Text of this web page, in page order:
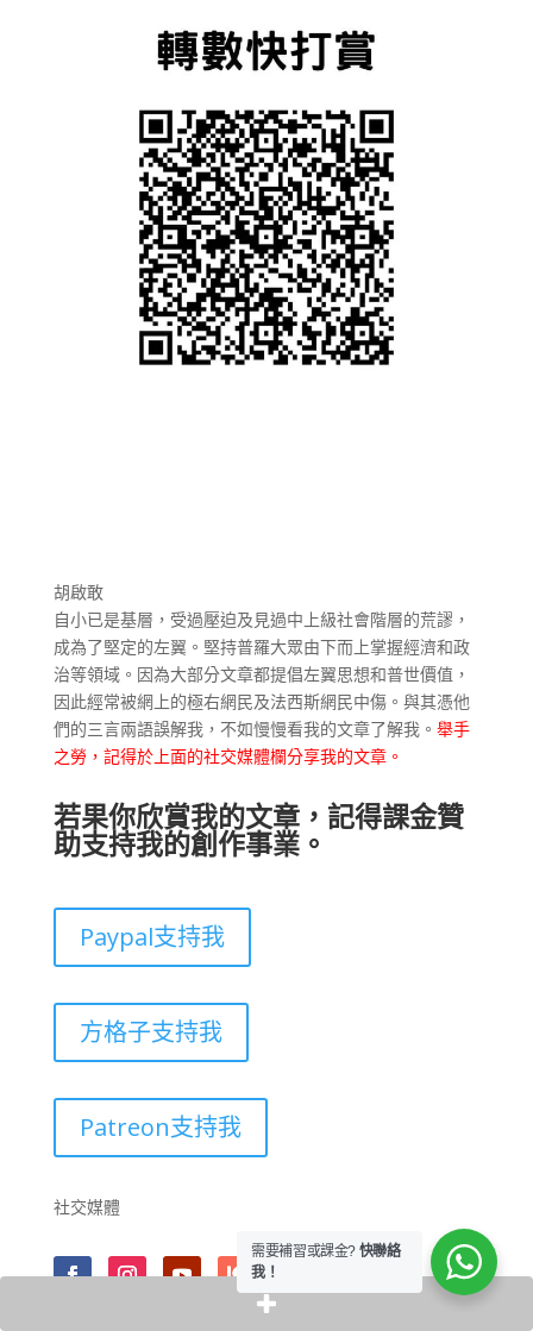
胡啟敢
自小已是基層，受過壓迫及見過中上級社會階層的荒謬，
成為了堅定的左翼。堅持普羅大眾由下而上掌握經濟和政
治等領域。因為大部分文章都提倡左翼思想和普世價值，
因此經常被網上的極右網民及法西斯網民中傷。與其憑他
們的三言兩語誤解我，不如慢慢看我的文章了解我。 舉手
之勞，記得於上面的社交媒體欄分享我的文章。
若果你欣賞我的文章，記得課金贊
助支持我的創作事業。
Paypal支持我
方格子支持我
Patreon支持我
社交媒體
需要補習或課金? 快聯絡
我！